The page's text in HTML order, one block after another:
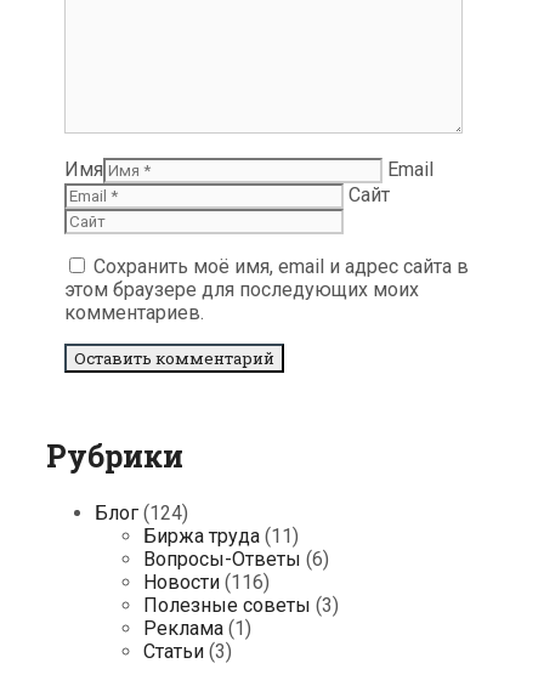
Имя
Email
Сайт
Сохранить моё имя, email и адрес сайта в
этом браузере для последующих моих
комментариев.
Рубрики
Блог (124)
Биржа труда (11)
Вопросы-Ответы (6)
Новости (116)
Полезные советы (3)
Реклама (1)
Статьи (3)